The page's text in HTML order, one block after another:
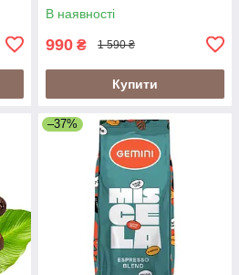
В наявності
990 ₴ 1 590 ₴
Купити
–37%